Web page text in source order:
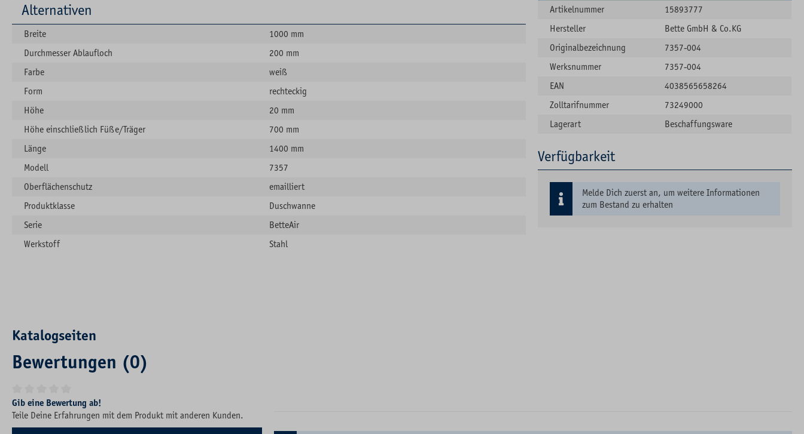
Alternativen
Breite
1000 mm
Durchmesser Ablaufloch
200 mm
Farbe
weiß
Form
rechteckig
Höhe
20 mm
Höhe einschließlich Füße/Träger
700 mm
Länge
1400 mm
Modell
7357
Oberflächenschutz
emailliert
Produktklasse
Duschwanne
Serie
BetteAir
Werkstoff
Stahl
Artikelnummer
15893777
Hersteller
Bette GmbH & Co.KG
Originalbezeichnung
7357-004
Werksnummer
7357-004
EAN
4038565658264
Zolltarifnummer
73249000
Lagerart
Beschaffungsware
Verfügbarkeit
Melde Dich zuerst an, um weitere Informationen
zum Bestand zu erhalten
Katalogseiten
Bewertungen (0)
Durchschnittliche Bewertung von 0 von 5 Sternen
Gib eine Bewertung ab!
Teile Deine Erfahrungen mit dem Produkt mit anderen Kunden.